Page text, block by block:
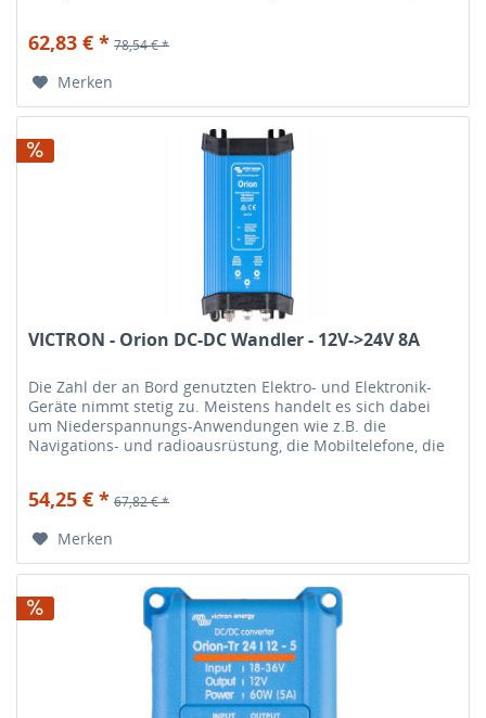
62,83 € * 78,54 € *
Merken
VICTRON - Orion DC-DC Wandler - 12V->24V 8A
Die Zahl der an Bord genutzten Elektro- und Elektronik-
Geräte nimmt stetig zu. Meistens handelt es sich dabei
um Niederspannungs-Anwendungen wie z.B. die
Navigations- und radioausrüstung, die Mobiltelefone, die
54,25 € * 67,82 € *
Merken